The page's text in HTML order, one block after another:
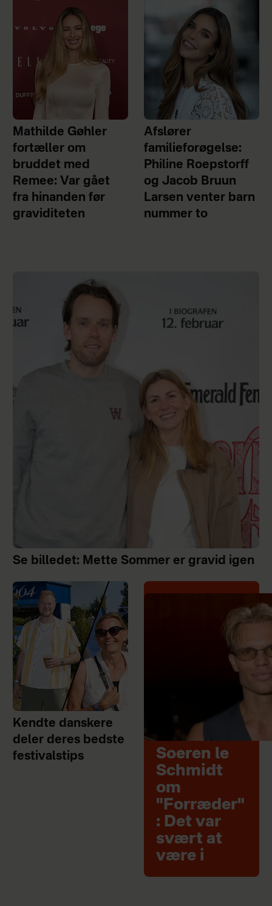
Mathilde Gøhler
fortæller om
bruddet med
Remee: Var gået
fra hinanden før
graviditeten
Afslører
familieforøgelse:
Philine Roepstorff
og Jacob Bruun
Larsen venter barn
nummer to
Se billedet: Mette Sommer er gravid igen
Kendte danskere
deler deres bedste
festivalstips
Soeren le
Schmidt
om
"Forræder"
: Det var
svært at
være i